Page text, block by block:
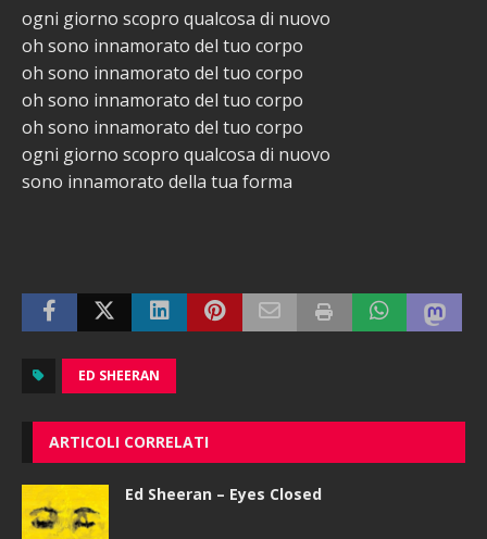
ogni giorno scopro qualcosa di nuovo
oh sono innamorato del tuo corpo
oh sono innamorato del tuo corpo
oh sono innamorato del tuo corpo
oh sono innamorato del tuo corpo
ogni giorno scopro qualcosa di nuovo
sono innamorato della tua forma
ED SHEERAN
ARTICOLI CORRELATI
Ed Sheeran – Eyes Closed